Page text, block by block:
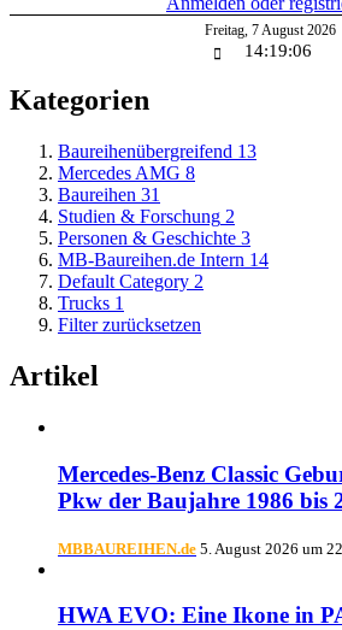
Freitag, 7 August 2026
14:19:06
Kategorien
Baureihenübergreifend 13
Mercedes AMG 8
Baureihen 31
Studien & Forschung 2
Personen & Geschichte 3
MB-Baureihen.de Intern 14
Default Category 2
Trucks 1
Filter zurücksetzen
Artikel
Mercedes-Benz Classic
Pkw der Baujahre 1986 bis
MBBAUREIHEN.de 5. August 2026 um
HWA EVO: Eine Ikone in